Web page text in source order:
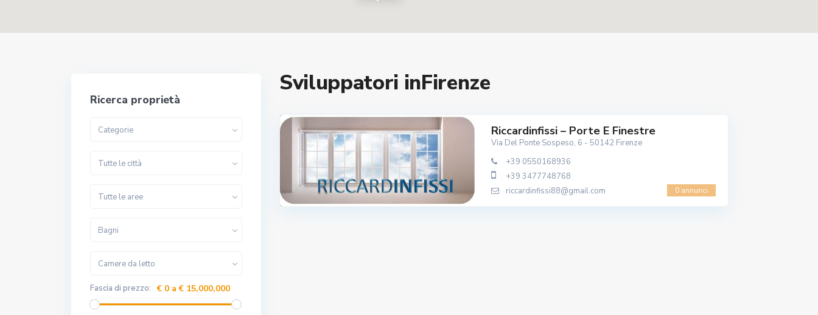
Sviluppatori inFirenze
Riccardinfissi – Porte E Finestre
Via Del Ponte Sospeso, 6 - 50142 Firenze
+39 0550168936
+39 3477748768
riccardinfissi88@gmail.com
0 annunci
Ricerca proprietà
Categorie
Tutte le città
Tutte le aree
Bagni
Camere da letto
Fascia di prezzo: € 0 a € 15,000,000